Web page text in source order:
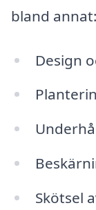
bland annat:
Design
Skötsel